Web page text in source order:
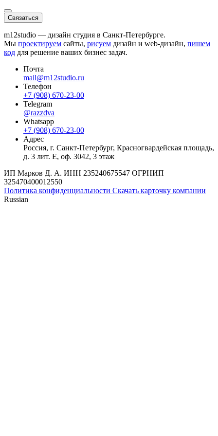
Связаться
m12studio — дизайн студия в Санкт-Петербурге.
Мы проектируем сайты, рисуем дизайн и web-дизайн, пишем
код для решение ваших бизнес задач.
Почта
mail@m12studio.ru
Телефон
+7 (908) 670-23-00
Telegram
@razzdva
Whatsapp
+7 (908) 670-23-00
Адрес
Россия, г. Санкт-Петербург, Красногвардейская площадь,
д. 3 лит. Е, оф. 3042, 3 этаж
ИП Марков Д. А. ИНН 235240675547 ОГРНИП
325470400012550
Политика конфиденциальности Скачать карточку компании
Russian